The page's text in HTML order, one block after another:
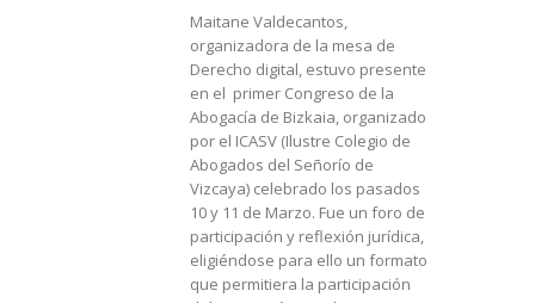
Maitane Valdecantos,
organizadora de la mesa de
Derecho digital, estuvo presente
en el primer Congreso de la
Abogacía de Bizkaia, organizado
por el ICASV (Ilustre Colegio de
Abogados del Señorío de
Vizcaya) celebrado los pasados
10 y 11 de Marzo. Fue un foro de
participación y reflexión jurídica,
eligiéndose para ello un formato
que permitiera la participación